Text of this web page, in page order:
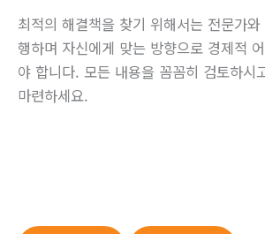
최적의 해결책을 찾기 위해서는 전문가
행하며 자신에게 맞는 방향으로 경제적
야 합니다. 모든 내용을 꼼꼼히 검토하시
마련하세요.